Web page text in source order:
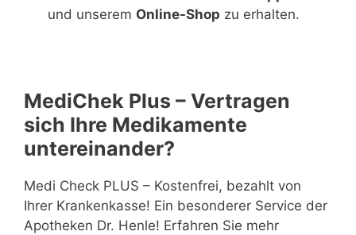
und unserem Online-Shop zu erhalten.
MediChek Plus – Vertragen
sich Ihre Medikamente
untereinander?
Medi Check PLUS – Kostenfrei, bezahlt von
Ihrer Krankenkasse! Ein besonderer Service der
Apotheken Dr. Henle! Erfahren Sie mehr